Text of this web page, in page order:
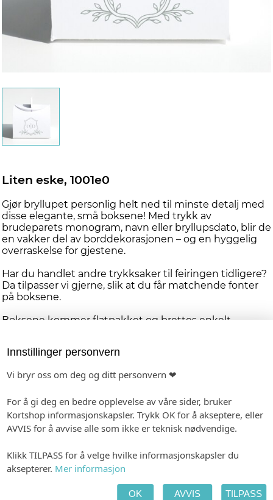
Liten eske, 1001e0
Gjør bryllupet personlig helt ned til minste detalj med
disse elegante, små boksene! Med trykk av
brudeparets monogram, navn eller bryllupsdato, blir de
en vakker del av borddekorasjonen – og en hyggelig
overraskelse for gjestene.
Har du handlet andre trykksaker til feiringen tidligere?
Da tilpasser vi gjerne, slik at du får matchende fonter
på boksene.
Boksene kommer flatpakket og brettes enkelt
feiringen.
PRODUKTINFORMASJON
Trykk:Lik trykk på to sider av boksen
Mål:6,2 x 6,2 x 6,2 cm
Våre designere gjør hver ordre unik, og vi har dermed ingen
sendes i løpet av 2-3 virkedager etter fullført ordre
Innstillinger personvern
Vi bryr oss om deg og ditt personvern ❤
For å gi deg en bedre opplevelse av våre sider, bruker
Kortshop informasjonskapsler. Trykk OK for å akseptere, eller
AVVIS for å avvise alle som ikke er teknisk nødvendige.
Klikk TILPASS for å velge hvilke informasjonskapsler du
aksepterer. Mer informasjon
OK AVVIS TILPASS